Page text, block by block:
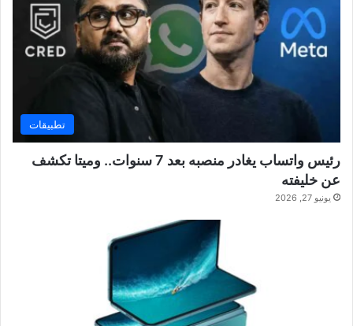
تطبيقات
رئيس واتساب يغادر منصبه بعد 7 سنوات.. وميتا تكشف
عن خليفته
يونيو 27, 2026